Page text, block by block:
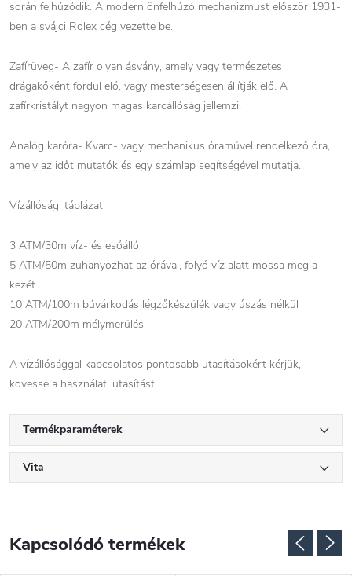
során felhúzódik. A modern önfelhúzó mechanizmust először 1931-
ben a svájci Rolex cég vezette be.
Zafírüveg- A zafír olyan ásvány, amely vagy természetes
drágakőként fordul elő, vagy mesterségesen állítják elő. A
zafírkristályt nagyon magas karcállóság jellemzi.
Analóg karóra- Kvarc- vagy mechanikus óraművel rendelkező óra,
amely az időt mutatók és egy számlap segítségével mutatja.
Vízállósági táblázat
3 ATM/30m víz- és esőálló
5 ATM/50m zuhanyozhat az órával, folyó víz alatt mossa meg a
kezét
10 ATM/100m búvárkodás légzőkészülék vagy úszás nélkül
20 ATM/200m mélymerülés
A vízállósággal kapcsolatos pontosabb utasításokért kérjük,
kövesse a használati utasítást.
Termékparaméterek
Vita
Kapcsolódó termékek